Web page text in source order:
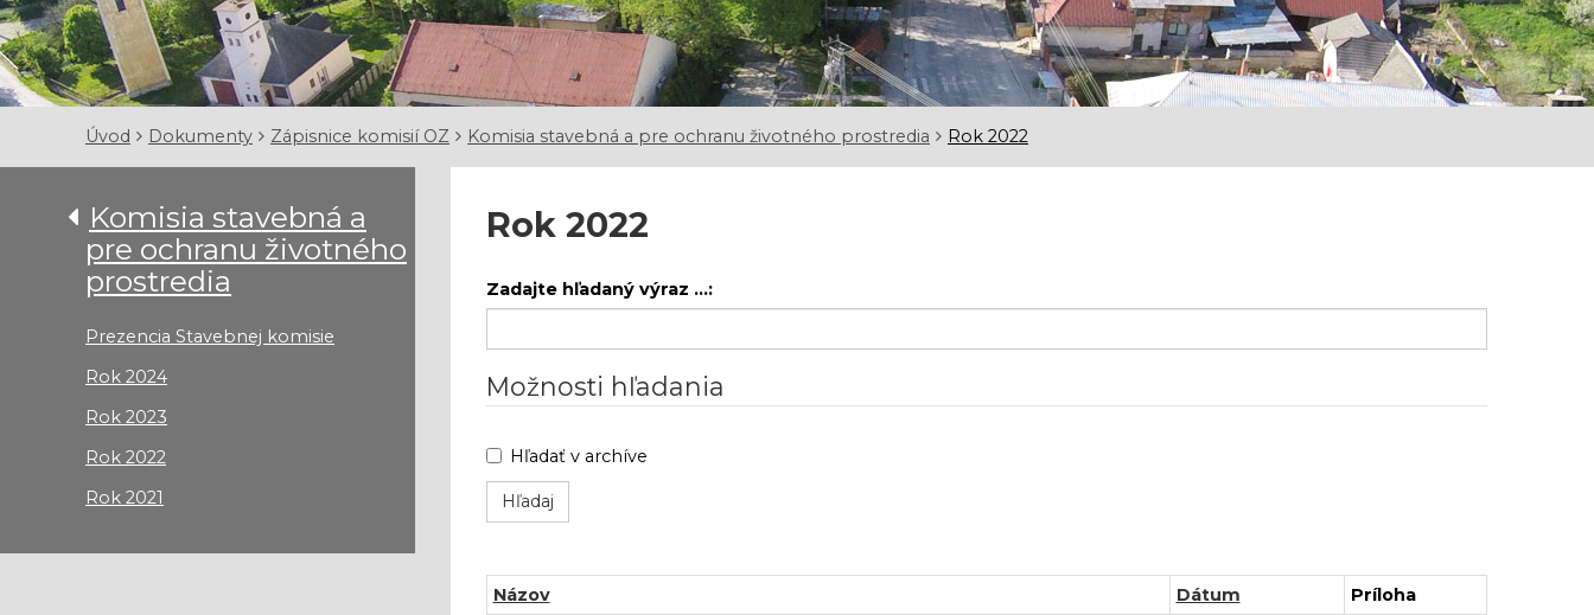
Úvod Dokumenty Zápisnice komisií OZ Komisia stavebná a pre ochranu životného prostredia Rok 2022
Komisia stavebná a
pre ochranu životného
prostredia
Prezencia Stavebnej komisie
Rok 2024
Rok 2023
Rok 2022
Rok 2021
Rok 2022
Zadajte hľadaný výraz ...:
Možnosti hľadania
Hľadať v archíve
Názov Dátum
Príloha